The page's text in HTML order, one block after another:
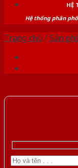
HỆ
Hệ thống phân
Trang chủ /Sản